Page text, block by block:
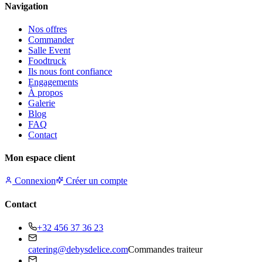
Navigation
Nos offres
Commander
Salle Event
Foodtruck
Ils nous font confiance
Engagements
À propos
Galerie
Blog
FAQ
Contact
Mon espace client
Connexion Créer un compte
Contact
+32 456 37 36 23
catering@debysdelice.comCommandes traiteur